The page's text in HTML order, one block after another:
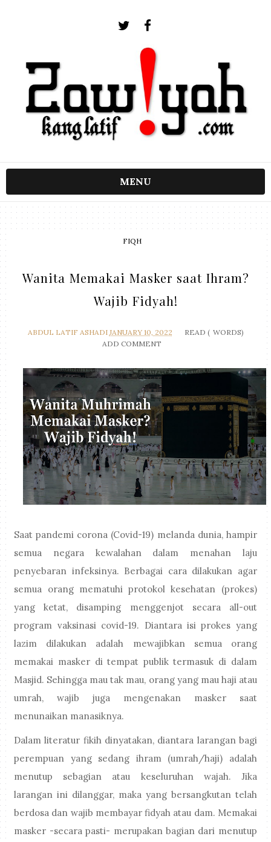
MENU
FIQH
Wanita Memakai Masker saat Ihram?
Wajib Fidyah!
ABDUL LATIF ASHADI JANUARY 10, 2022 READ ( WORDS)
ADD COMMENT
Saat pandemi corona (Covid-19) melanda dunia, hampir
semua negara kewalahan dalam menahan laju
penyebaran infeksinya. Berbagai cara dilakukan agar
semua orang mematuhi protokol kesehatan (prokes)
yang ketat, disamping menggenjot secara all-out
program vaksinasi covid-19. Diantara isi prokes yang
lazim dilakukan adalah mewajibkan semua orang
memakai masker di tempat publik termasuk di dalam
Masjid. Sehingga mau tak mau, orang yang mau haji atau
umrah, wajib juga mengenakan masker saat
menunaikan manasiknya.
Dalam literatur fikih dinyatakan, diantara larangan bagi
perempuan yang sedang ihram (umrah/haji) adalah
menutup sebagian atau keseluruhan wajah. Jika
larangan ini dilanggar, maka yang bersangkutan telah
berdosa dan wajib membayar fidyah atau dam. Memakai
masker -secara pasti- merupakan bagian dari menutup